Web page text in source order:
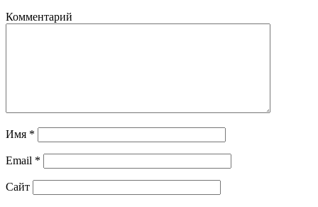
Комментарий
Имя *
Email *
Сайт